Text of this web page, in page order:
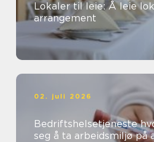
Lokaler til leie: Å leie
arrangement
02. juli 2026
Bedriftshelsetjeneste hvorfor det lønner
seg å ta arbeidsmiljø på